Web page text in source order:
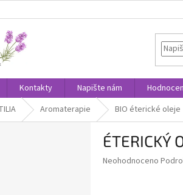
Kontakty Napište nám
Aromaterapie BIO éterické oleje
ÉTERICKÝ
Průměrné
Neohodnoceno